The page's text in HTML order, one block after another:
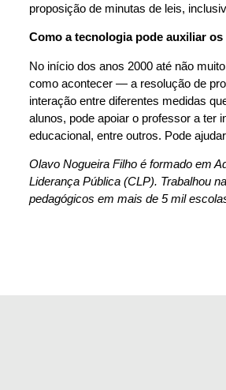
proposição de minutas de leis,
Como a tecnologia pode auxiliar
No início dos anos 2000 até não
como acontecer — a resolução de
interação entre diferentes medidas
alunos, pode apoiar o professor a ter
educacional, entre outros. Pode
Olavo Nogueira Filho é formado em
Liderança Pública (CLP). Trabalhou
pedagógicos em mais de 5 mil